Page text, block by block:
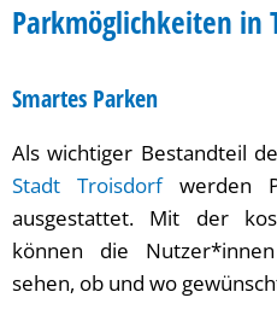
Parken
Parkmöglichkeiten in
Smartes Parken
Als wichtiger Bestandteil
Stadt Troisdorfwerden
ausgestattet. Mit der
können die
sehen, ob und wo